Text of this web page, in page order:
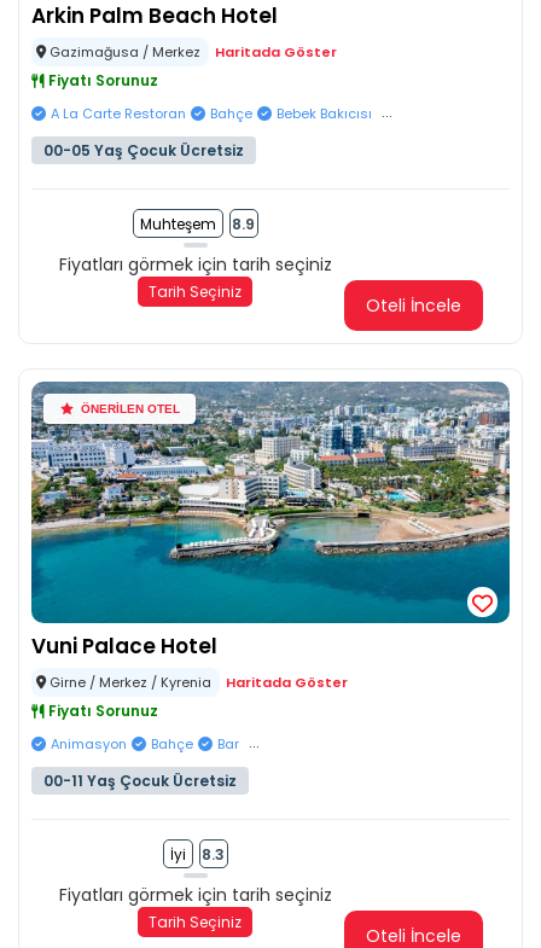
Arkin Palm Beach Hotel
Gazimağusa / Merkez Haritada Göster
Fiyatı Sorunuz
A La Carte Restoran Bahçe Bebek Bakıcısı ...
00-05 Yaş Çocuk Ücretsiz
Muhteşem 8.9
Fiyatları görmek için tarih seçiniz
Tarih Seçiniz
Oteli İncele
ÖNERİLEN OTEL
Vuni Palace Hotel
Girne / Merkez / Kyrenia Haritada Göster
Fiyatı Sorunuz
Animasyon Bahçe Bar ...
00-11 Yaş Çocuk Ücretsiz
İyi 8.3
Fiyatları görmek için tarih seçiniz
Tarih Seçiniz
Oteli İncele